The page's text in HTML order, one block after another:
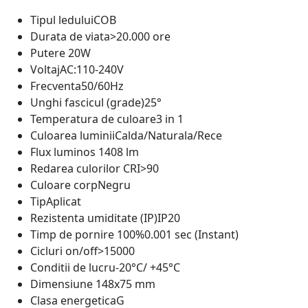
Tipul leduluiCOB
Durata de viata>20.000 ore
Putere20W
VoltajAC:110-240V
Frecventa50/60Hz
Unghi fascicul (grade)25°
Temperatura de culoare3 in 1
Culoarea luminiiCalda/Naturala/Rece
Flux luminos 1408 lm
Redarea culorilor CRI>90
Culoare corpNegru
TipAplicat
Rezistenta umiditate (IP)IP20
Timp de pornire 100%0.001 sec (Instant)
Cicluri on/off>15000
Conditii de lucru-20°C/ +45°C
Dimensiune 148x75 mm
Clasa energeticaG